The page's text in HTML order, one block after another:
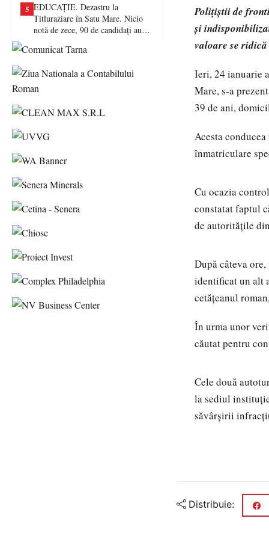
5 EDUCAȚIE. Dezastru la
Titluraziare în Satu Mare. Nicio
notă de zece, 90 de candidați au
Polițiștii de
și
valoare se
Ieri, 24 ianuarie
Mare, s-a
39 de ani,
Acesta
înmatriculare
Cu ocazia
constatat faptul
de autoritățile
După câteva
identificat un alt
cetățeanul
În urma unor
căutat pentru
Cele două
la sediul
săvârșirii
Distribuie: